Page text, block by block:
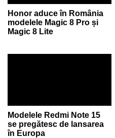
Honor aduce în România
modelele Magic 8 Pro și
Magic 8 Lite
Modelele Redmi Note 15
se pregătesc de lansarea
în Europa